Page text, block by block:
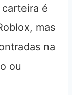
é
mas
na
ou